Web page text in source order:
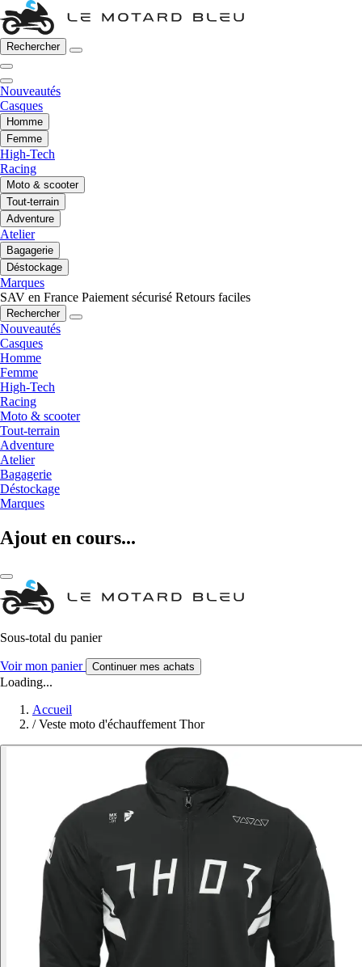
Rechercher
Nouveautés
Casques
Homme
Femme
High-Tech
Racing
Moto & scooter
Tout-terrain
Adventure
Atelier
Bagagerie
Déstockage
Marques
SAV en France Paiement sécurisé Retours faciles
Rechercher
Nouveautés
Casques
Homme
Femme
High-Tech
Racing
Moto & scooter
Tout-terrain
Adventure
Atelier
Bagagerie
Déstockage
Marques
Ajout en cours...
Sous-total du panier
Voir mon panier Continuer mes achats
Loading...
Accueil
/ Veste moto d'échauffement Thor